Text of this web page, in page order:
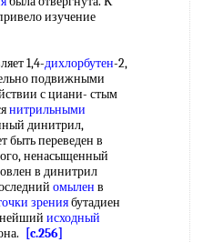
изучение
1,4-дихлорбутен-2,
подвижными
с циани- стым
нитрильными
динитрил,
быть переведен в
ненасыщенный
в динитрил
омылен в
зрениябутадиен
исходный
[c.256]